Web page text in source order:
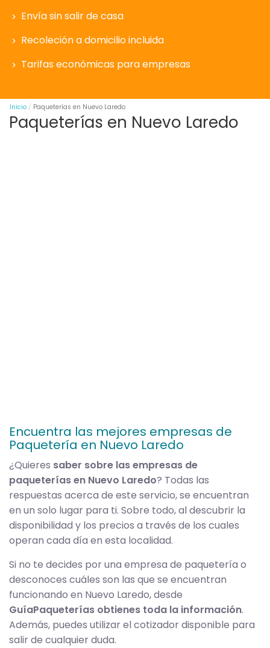
Envía sin salir de casa
Recoleción a domicilio incluida
Tarifas económicas para empresas
Inicio Paqueterías en Nuevo Laredo
Paqueterías en Nuevo Laredo
Encuentra las mejores empresas de
Paquetería en Nuevo Laredo
¿Quieres saber sobre las empresas de
paqueterías en Nuevo Laredo? Todas las
respuestas acerca de este servicio, se encuentran
en un solo lugar para ti. Sobre todo, al descubrir la
disponibilidad y los precios a través de los cuales
operan cada día en esta localidad.
Si no te decides por una empresa de paquetería o
desconoces cuáles son las que se encuentran
funcionando en Nuevo Laredo, desde
GuíaPaqueterías obtienes toda la información.
Además, puedes utilizar el cotizador disponible para
salir de cualquier duda.